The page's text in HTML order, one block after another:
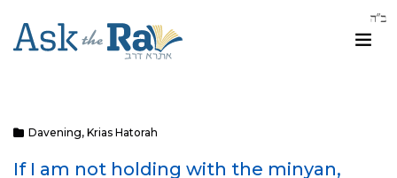
Davening, Krias Hatorah
If I am not holding with the minyan,